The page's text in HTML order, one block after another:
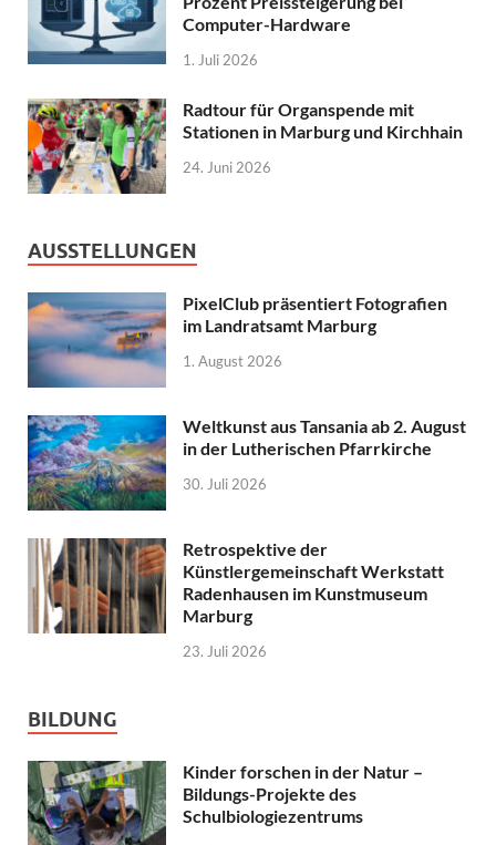
Computer-Hardware
1. Juli 2026
Radtour für Organspende mit
Stationen in Marburg und Kirchhain
24. Juni 2026
AUSSTELLUNGEN
PixelClub präsentiert Fotografien
im Landratsamt Marburg
1. August 2026
Weltkunst aus Tansania ab 2. August
in der Lutherischen Pfarrkirche
30. Juli 2026
Retrospektive der
Künstlergemeinschaft Werkstatt
Radenhausen im Kunstmuseum
Marburg
23. Juli 2026
BILDUNG
Kinder forschen in der Natur –
Bildungs-Projekte des
Schulbiologiezentrums